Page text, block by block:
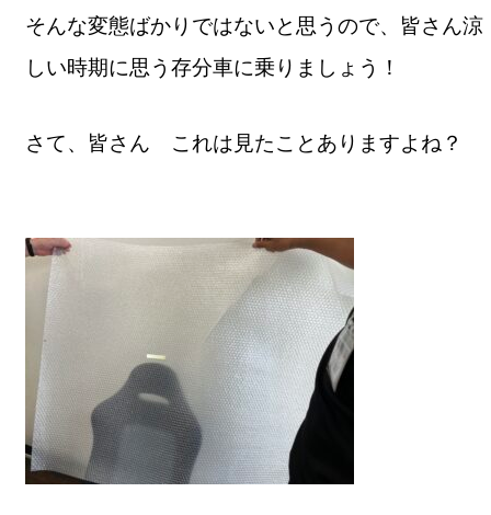
そんな変態ばかりではないと思うので、皆さん涼
しい時期に思う存分車に乗りましょう！
さて、皆さん これは見たことありますよね？